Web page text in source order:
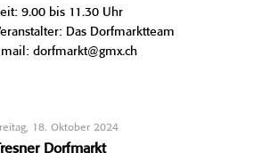
9.00 bis 11.30 Uhr
Das Dorfmarktteam
dorfmarkt@gmx.ch
18. Oktober 2024
Dorfmarkt